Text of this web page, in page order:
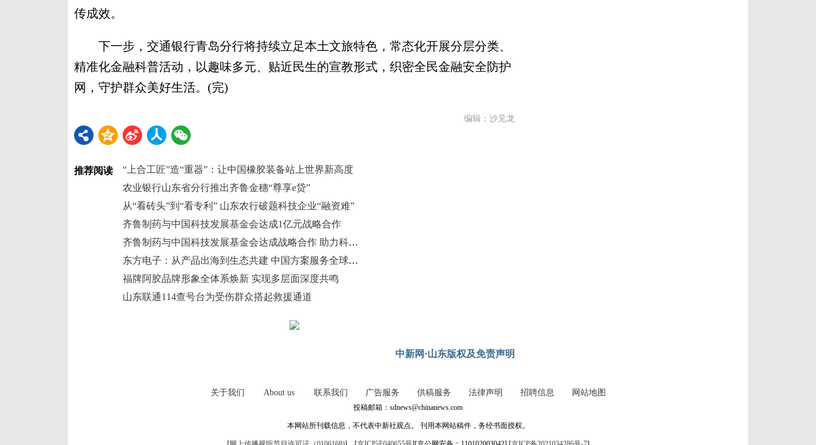
传成效。
下一步，交通银行青岛分行将持续立足本土文旅特色，常态化开展分层分类、
精准化金融科普活动，以趣味多元、贴近民生的宣教形式，织密全民金融安全防护
网，守护群众美好生活。(完)
编辑：沙见龙
推荐阅读
“上合工匠”造“重器”：让中国橡胶装备站上世界新高度
农业银行山东省分行推出齐鲁金穗“尊享e贷”
从“看砖头”到“看专利” 山东农行破题科技企业“融资难”
齐鲁制药与中国科技发展基金会达成1亿元战略合作
齐鲁制药与中国科技发展基金会达成战略合作 助力科技创新
东方电子：从产品出海到生态共建 中国方案服务全球转型
福牌阿胶品牌形象全体系焕新 实现多层面深度共鸣
山东联通114查号台为受伤群众搭起救援通道
中新网·山东版权及免责声明
关于我们 About us 联系我们 广告服务 供稿服务 法律声明 招聘信息 网站地图
投稿邮箱：sdnews@chinanews.com
本网站所刊载信息，不代表中新社观点。 刊用本网站稿件，务经书面授权。